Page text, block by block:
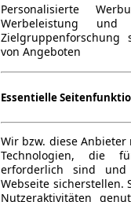
Personalisierte
Werbeleistung
Zielgruppenforschung
von Angeboten
Essentielle
Wir bzw. diese Anbieter
Technologien, die
erforderlich sind
Webseite sicherstellen.
Nutzeraktivitäten